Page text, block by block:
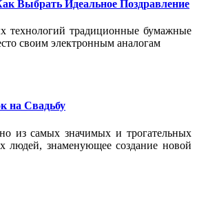
Выбрать Идеальное Поздравление
технологий традиционные бумажные
своим электронным аналогам
на Свадьбу
из самых значимых и трогательных
людей, знаменующее создание новой